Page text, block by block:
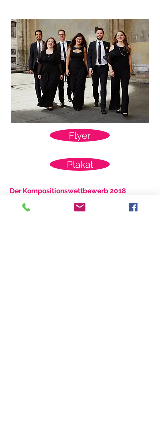
Flyer
Plakat
Der Kompositionswettbewerb 2018